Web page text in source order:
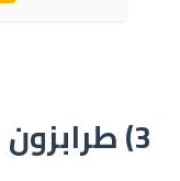
3) طرابزون